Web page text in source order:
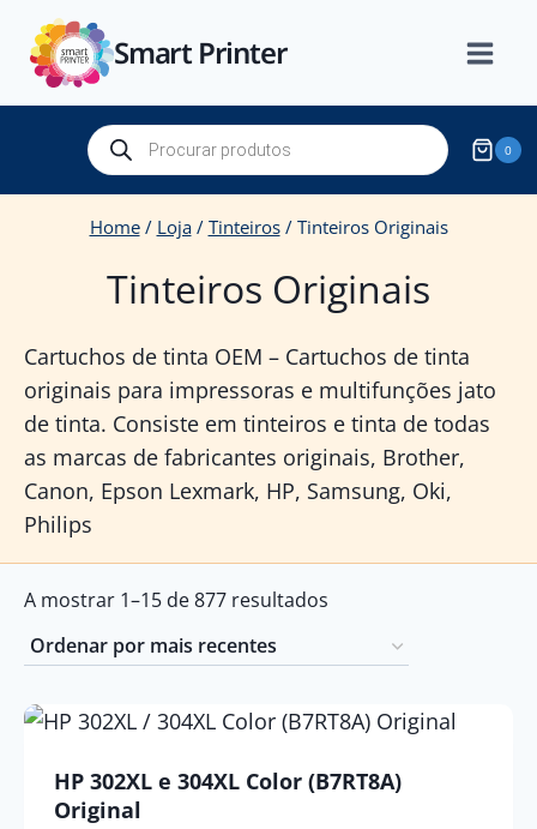
content
Smart Printer
Products
search 0
Home / Loja / Tinteiros / Tinteiros Originais
Tinteiros Originais
Cartuchos de tinta OEM – Cartuchos de tinta
originais para impressoras e multifunções jato
de tinta. Consiste em tinteiros e tinta de todas
as marcas de fabricantes originais, Brother,
Canon, Epson Lexmark, HP, Samsung, Oki,
Philips
A mostrar 1–15 de 877 resultados
mais
recentes
HP 302XL e 304XL Color (B7RT8A)
Original